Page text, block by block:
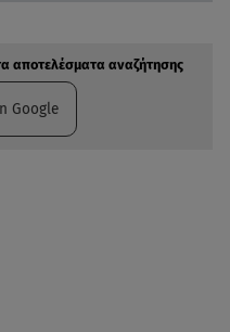
αποτελέσματα αναζήτησης
Google